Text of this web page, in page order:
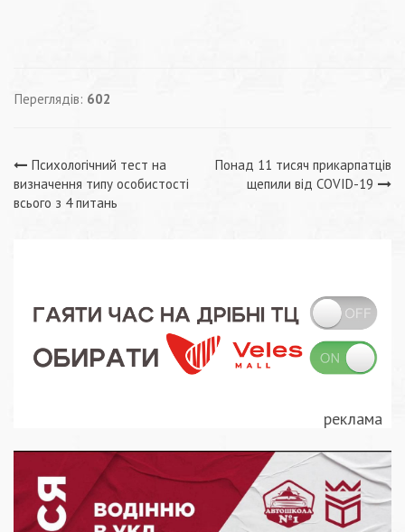
Переглядів: 602
Навігація
записів
Психологічний тест на
визначення типу особистості
всього з 4 питань
Понад 11 тисяч прикарпатців
щепили від COVID-19